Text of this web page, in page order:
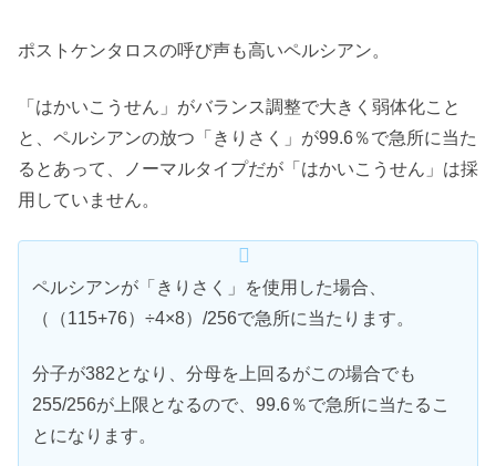
ポストケンタロスの呼び声も高いペルシアン。
「はかいこうせん」がバランス調整で大きく弱体化こと
と、ペルシアンの放つ「きりさく」が99.6％で急所に当た
るとあって、ノーマルタイプだが「はかいこうせん」は採
用していません。
ペルシアンが「きりさく」を使用した場合、
（（115+76）÷4×8）/256で急所に当たります。
分子が382となり、分母を上回るがこの場合でも
255/256が上限となるので、99.6％で急所に当たるこ
とになります。